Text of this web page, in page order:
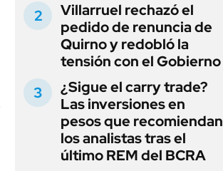
Villarruel rechazó el
pedido de renuncia de
Quirno y redobló la
tensión con el Gobierno
¿Sigue el carry trade?
Las inversiones en
pesos que recomiendan
los analistas tras el
último REM del BCRA